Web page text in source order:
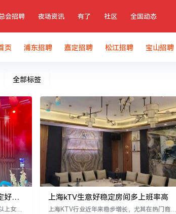
会招聘 夜场资讯 有了 社区 全国动态
页 浦东招聘 嘉定招聘 松江招聘 宝山招聘
全部标签
好赚
上女模
上海kTⅤ生意好稳定房间多上班率高
上海KTV行业近年来稳步增长，尤其在热门商圈